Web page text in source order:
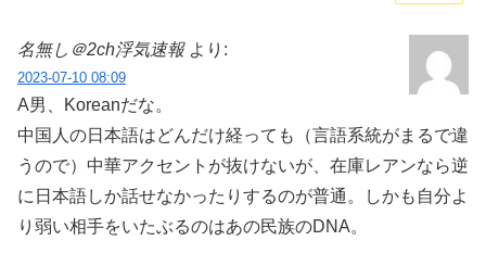
名無し＠2ch浮気速報 より:
2023-07-10 08:09
A男、Koreanだな。
中国人の日本語はどんだけ経っても（言語系統がまるで違
うので）中華アクセントが抜けないが、在庫レアンなら逆
に日本語しか話せなかったりするのが普通。しかも自分よ
り弱い相手をいたぶるのはあの民族のDNA。